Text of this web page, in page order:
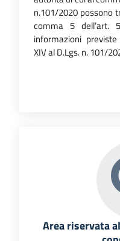
n.101/2020 possono
comma 5 dell’art.
informazioni
XIV al D.Lgs. n. 101/
Area riservata